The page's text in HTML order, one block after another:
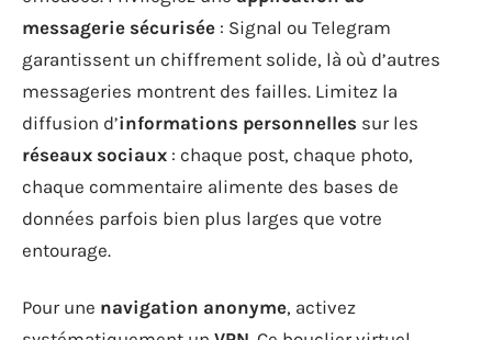
messagerie sécurisée : Signal ou Telegram
garantissent un chiffrement solide, là où d’autres
messageries montrent des failles. Limitez la
diffusion d’informations personnelles sur les
réseaux sociaux : chaque post, chaque photo,
chaque commentaire alimente des bases de
données parfois bien plus larges que votre
entourage.
Pour une navigation anonyme, activez